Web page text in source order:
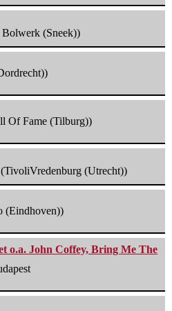
(Sneek))
Of Fame (Tilburg))
(Utrecht))
(Eindhoven))
o.a. John Coffey, Bring Me The